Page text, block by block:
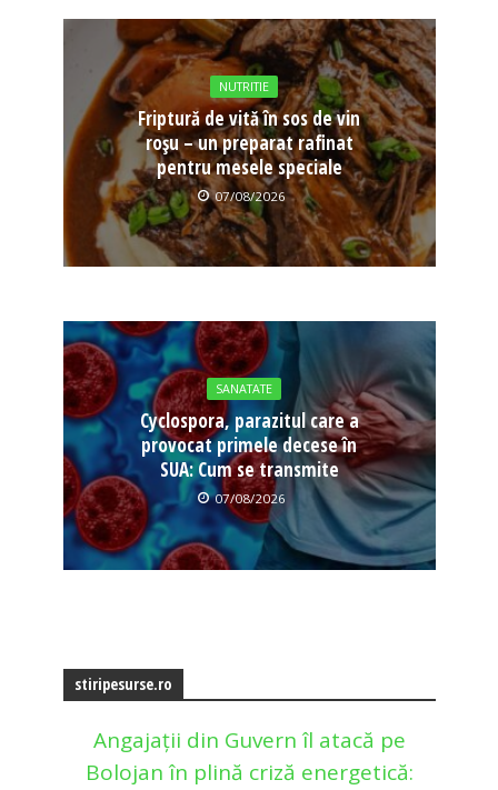
NUTRITIE
Friptură de vită în sos de vin
roșu – un preparat rafinat
pentru mesele speciale
07/08/2026
SANATATE
Cyclospora, parazitul care a
provocat primele decese în
SUA: Cum se transmite
07/08/2026
stiripesurse.ro
Angajații din Guvern îl atacă pe
Bolojan în plină criză energetică: